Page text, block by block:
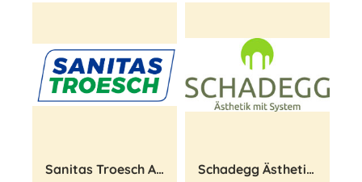
Sanitas Troesch AG Schadegg Ästhetik mit System